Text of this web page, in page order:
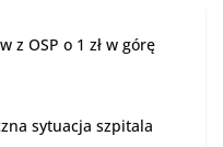
z OSP o 1 zł w górę
sytuacja szpitala